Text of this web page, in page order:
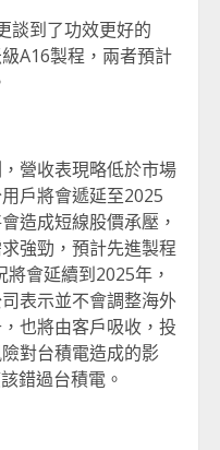
談到了功效更好的
A16製程，兩者預計
營收表現略低於市場
戶將會遞延至2025
造成短線股價承壓，
強勁，預計先進製程
會延續到2025年，
表示並不會調整海外
也將由客戶吸收，投
對台積電造成的影
錯過台積電。